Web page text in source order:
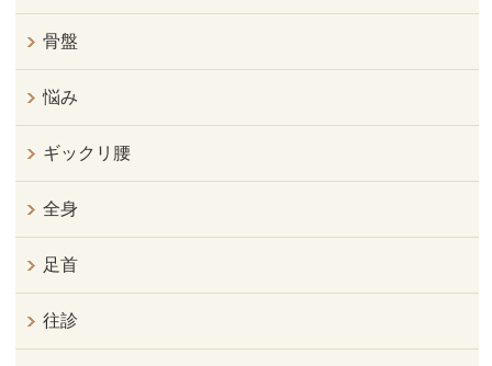
骨盤
悩み
ギックリ腰
全身
足首
往診